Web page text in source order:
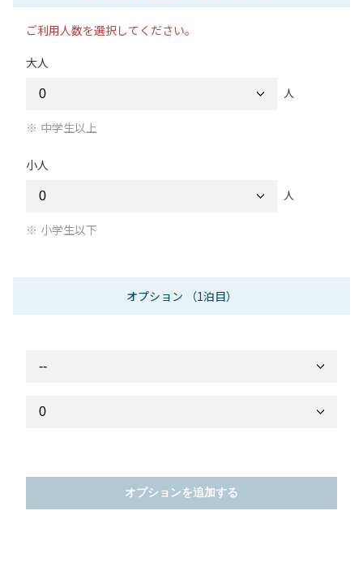
ご利用人数を選択してください。
大人
人
中学生以上
小人
人
小学生以下
オプション （1泊目）
オプションを追加する